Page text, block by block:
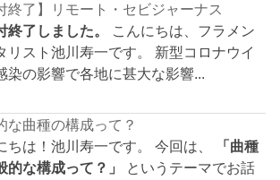
終了】リモート・セビジャーナス
了しました。
こんにちは、フラメン
リスト池川寿一です。 新型コロナウイ
染の影響で各地に甚大な影響...
な曲種の構成って？
ちは！池川寿一です。 今回は、
「曲種
的な構成って？」
というテーマでお話